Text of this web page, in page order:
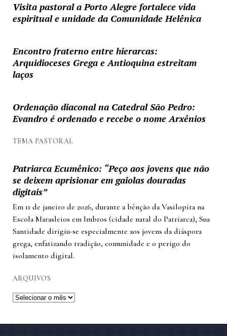
Visita pastoral a Porto Alegre fortalece vida
espiritual e unidade da Comunidade Helênica
Encontro fraterno entre hierarcas:
Arquidioceses Grega e Antioquina estreitam
laços
Ordenação diaconal na Catedral São Pedro:
Evandro é ordenado e recebe o nome Arxênios
TEMA PASTORAL
Patriarca Ecumênico: “Peço aos jovens que não
se deixem aprisionar em gaiolas douradas
digitais”
Em 11 de janeiro de 2026, durante a bênção da Vasilopita na
Escola Marasleios em Imbros (cidade natal do Patriarca), Sua
Santidade dirigiu-se especialmente aos jovens da diáspora
grega, enfatizando tradição, comunidade e o perigo do
isolamento digital.
ARQUIVOS